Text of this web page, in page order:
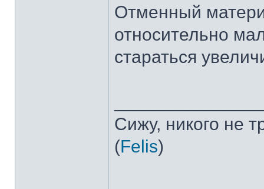
Отменный
относительно
стараться
Сижу, никого не
(Felis)